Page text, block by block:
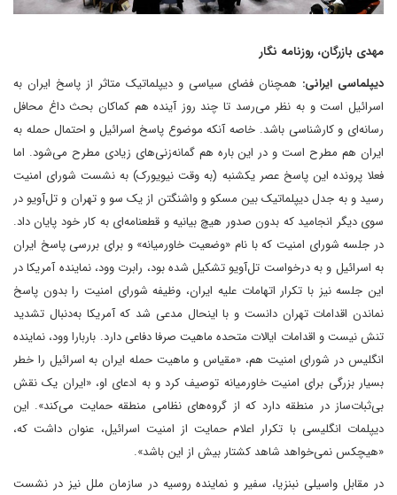
مهدی بازرگان، روزنامه نگار
دیپلماسی ایرانی: همچنان فضای سیاسی و دیپلماتیک متاثر از پاسخ ایران به
اسرائیل است و به نظر می‌رسد تا چند روز آینده هم کماکان بحث داغ محافل
رسانه‌ای و کارشناسی باشد. خاصه آنکه موضوع پاسخ اسرائیل و احتمال حمله به
ایران هم مطرح است و در این باره هم گمانه‌زنی‌های زیادی مطرح می‌شود. اما
فعلا پرونده این پاسخ عصر یکشنبه (به وقت نیویورک) به نشست شورای امنیت
رسید و به جدل دیپلماتیک بین مسکو و واشنگتن از یک سو و تهران و تل‌آویو در
سوی دیگر انجامید که بدون صدور هیچ بیانیه و قطعنامه‌ای به کار خود پایان داد.
در جلسه شورای امنیت که با نام «وضعیت خاورمیانه» و برای بررسی پاسخ ایران
به اسرائیل و به درخواست تل‌‌آویو تشکیل شده بود، رابرت وود، نماینده آمریکا در
این جلسه نیز با تکرار اتهامات علیه ایران، وظیفه شورای امنیت را بدون پاسخ
نماندن اقدامات تهران دانست و با اینحال مدعی شد که آمریکا به‌دنبال تشدید
تنش نیست و اقدامات ایالات متحده ماهیت صرفا دفاعی دارد. باربارا وود، نماینده
انگلیس در شورای امنیت هم، «مقیاس و ماهیت حمله ایران به اسرائیل را خطر
بسیار بزرگی برای امنیت خاورمیانه توصیف کرد و به ادعای او، «ایران یک نقش
بی‌ثبات‌ساز در منطقه دارد که از گروه‌های نظامی منطقه حمایت می‌کند». این
دیپلمات انگلیسی با تکرار اعلام حمایت از امنیت اسرائیل، عنوان داشت که،
«هیچکس نمی‌خواهد شاهد کشتار بیش از این باشد».
در مقابل واسیلی نبنزیا، سفیر و نماینده روسیه در سازمان ملل نیز در نشست